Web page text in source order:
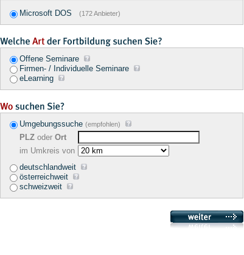
Microsoft DOS (172 Anbieter)
Offene Seminare
Firmen- / Individuelle Seminare
eLearning
Umgebungssuche (empfohlen)
PLZ oder Ort
im Umkreis von
deutschlandweit
österreichweit
schweizweit